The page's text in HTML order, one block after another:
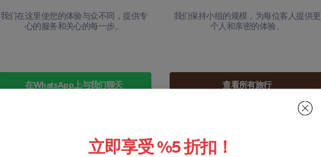
我们在这里使您的体验与众不同，提供专
心的服务和关心的每一步。
我们保持小组的规模，为每位客人提供更
个人和亲密的体验。
在WhatsApp上与我们聊天 查看所有旅行
立即享受 %5 折扣！